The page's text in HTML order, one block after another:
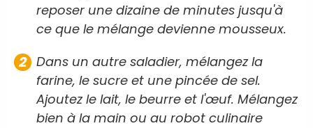
reposer une dizaine de minutes jusqu'à
ce que le mélange devienne mousseux.
Dans un autre saladier, mélangez la
farine, le sucre et une pincée de sel.
Ajoutez le lait, le beurre et l'œuf. Mélangez
bien à la main ou au robot culinaire